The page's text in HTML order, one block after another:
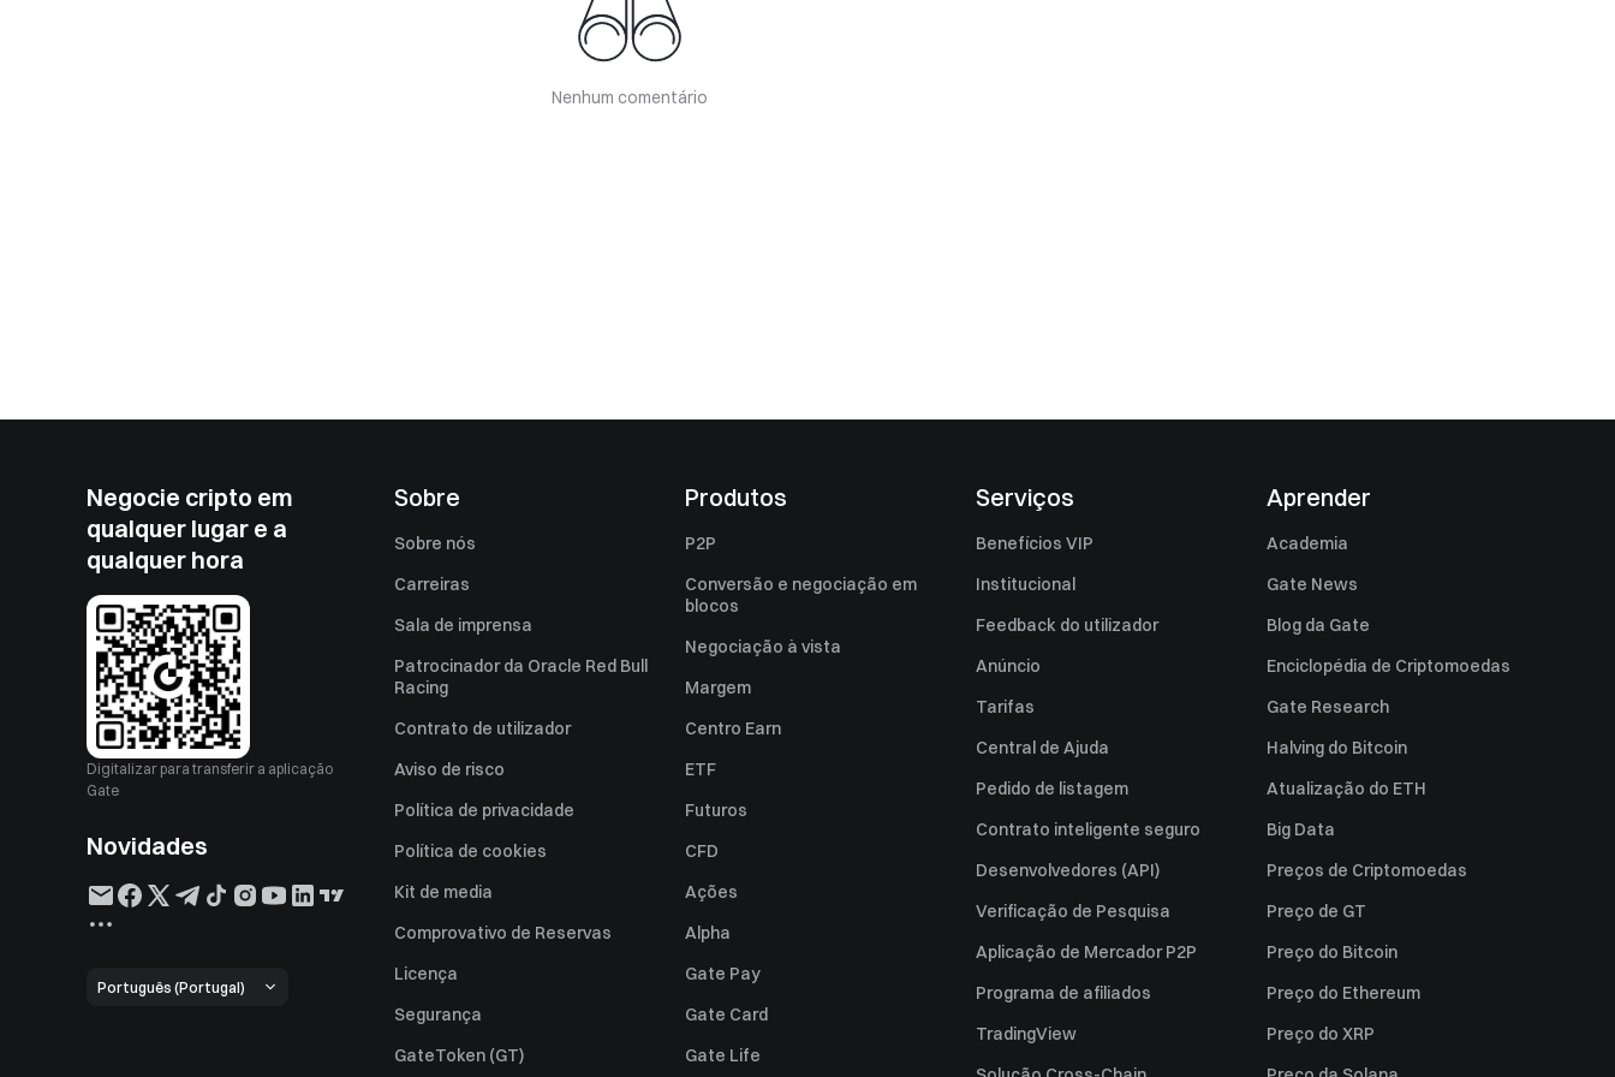
Nenhum comentário
Negocie cripto em
qualquer lugar e a
qualquer hora
Digitalizar para transferir a aplicação
Gate
Novidades
Português (Portugal)
Sobre
Sobre nós
Carreiras
Sala de imprensa
Patrocinador da Oracle Red Bull
Racing
Contrato de utilizador
Aviso de risco
Política de privacidade
Política de cookies
Kit de media
Comprovativo de Reservas
Licença
Segurança
GateToken (GT)
Produtos
P2P
Conversão e negociação em
blocos
Negociação à vista
Margem
Centro Earn
ETF
Futuros
CFD
Ações
Alpha
Gate Pay
Gate Card
Gate Life
Serviços
Benefícios VIP
Institucional
Feedback do utilizador
Anúncio
Tarifas
Central de Ajuda
Pedido de listagem
Contrato inteligente seguro
Desenvolvedores (API)
Verificação de Pesquisa
Aplicação de Mercador P2P
Programa de afiliados
TradingView
Aprender
Academia
Gate News
Blog da Gate
Enciclopédia de Criptomoedas
Gate Research
Halving do Bitcoin
Atualização do ETH
Big Data
Preços de Criptomoedas
Preço de GT
Preço do Bitcoin
Preço do Ethereum
Preço do XRP